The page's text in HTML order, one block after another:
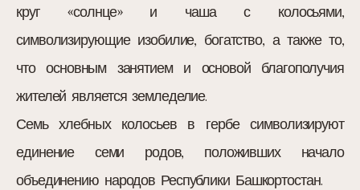
круг «солнце» и чаша с колосьями,
символизирующие изобилие, богатство, а также то,
что основным занятием и основой благополучия
жителей является земледелие.
Семь хлебных колосьев в гербе символизируют
единение семи родов, положивших начало
объединению народов Республики Башкортостан.